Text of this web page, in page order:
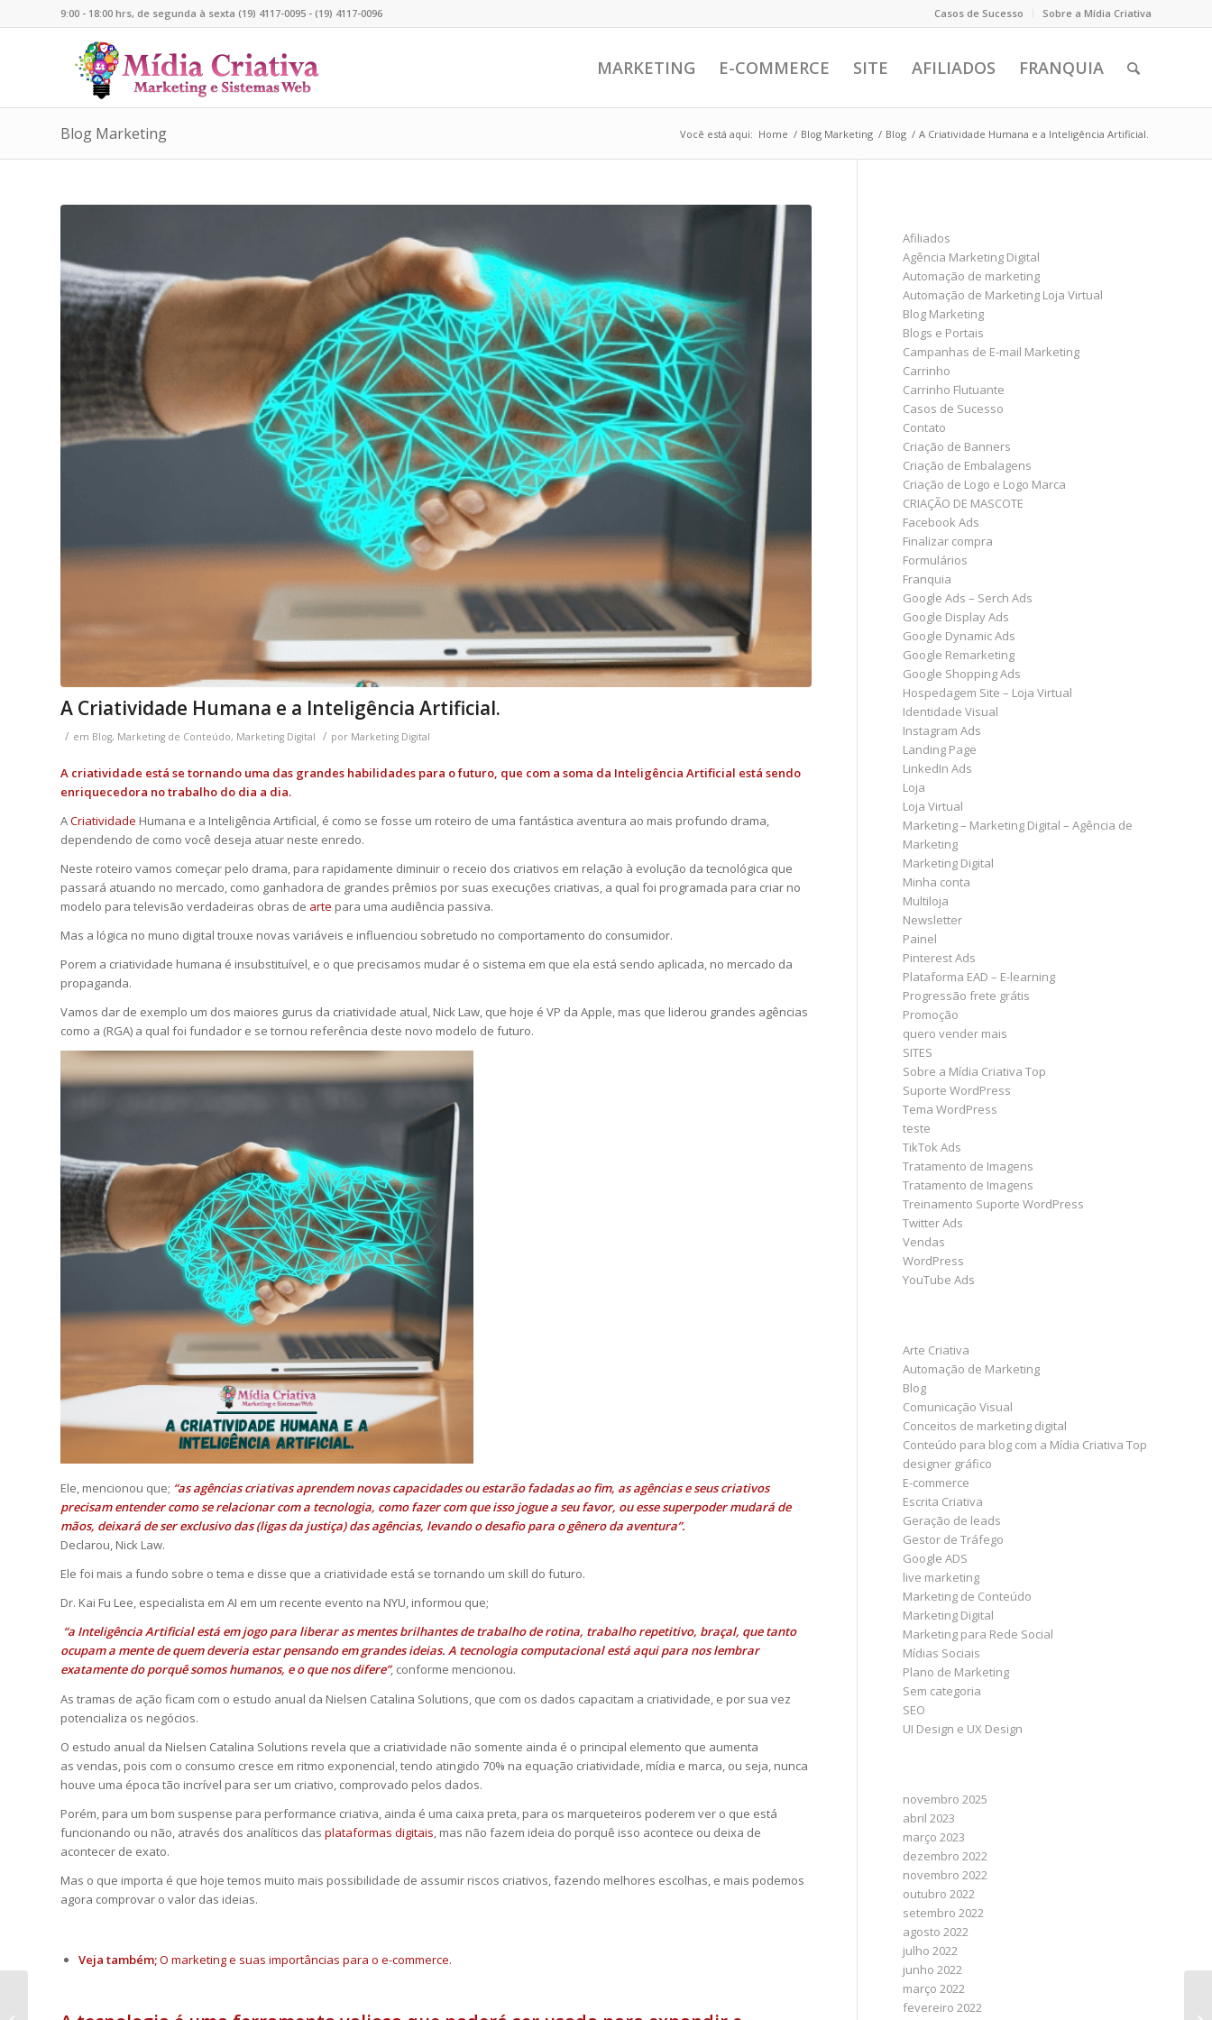
Casos de Sucesso Sobre a Mídia Criativa
9:00 - 18:00 hrs, de segunda à sexta (19) 4117-0095 - (19) 4117-0096
MARKETING E-COMMERCE SITE AFILIADOS FRANQUIA
Blog Marketing Você está aqui: Home / Blog Marketing / Blog / A Criatividade Humana e a Inteligência Artificial.
A Criatividade Humana e a Inteligência Artificial.
/ em Blog, Marketing de Conteúdo, Marketing Digital / por Marketing Digital
A criatividade está se tornando uma das grandes habilidades para o futuro, que com a soma da Inteligência Artificial está sendo
enriquecedora no trabalho do dia a dia.
ACriatividade Humana e a Inteligência Artificial, é como se fosse um roteiro de uma fantástica aventura ao mais profundo drama,
dependendo de como você deseja atuar neste enredo.
Neste roteiro vamos começar pelo drama, para rapidamente diminuir o receio dos criativos em relação à evolução da tecnológica que
passará atuando no mercado, como ganhadora de grandes prêmios por suas execuções criativas, a qual foi programada para criar no
modelo para televisão verdadeiras obras de arte para uma audiência passiva.
Mas a lógica no muno digital trouxe novas variáveis e influenciou sobretudo no comportamento do consumidor.
Porem a criatividade humana é insubstituível, e o que precisamos mudar é o sistema em que ela está sendo aplicada, no mercado da
propaganda.
Vamos dar de exemplo um dos maiores gurus da criatividade atual, Nick Law, que hoje é VP da Apple, mas que liderou grandes agências
como a (RGA) a qual foi fundador e se tornou referência deste novo modelo de futuro.
Ele, mencionou que; “as agências criativas aprendem novas capacidades ou estarão fadadas ao fim, as agências e seus criativos
precisam entender como se relacionar com a tecnologia, como fazer com que isso jogue a seu favor, ou esse superpoder mudará de
mãos, deixará de ser exclusivo das (ligas da justiça) das agências, levando o desafio para o gênero da aventura”.
Declarou, Nick Law.
Ele foi mais a fundo sobre o tema e disse que a criatividade está se tornando um skill do futuro.
Dr. Kai Fu Lee, especialista em AI em um recente evento na NYU, informou que;
“a Inteligência Artificial está em jogo para liberar as mentes brilhantes de trabalho de rotina, trabalho repetitivo, braçal, que tanto
ocupam a mente de quem deveria estar pensando em grandes ideias. A tecnologia computacional está aqui para nos lembrar
exatamente do porquê somos humanos, e o que nos difere”, conforme mencionou.
As tramas de ação ficam com o estudo anual da Nielsen Catalina Solutions, que com os dados capacitam a criatividade, e por sua vez
potencializa os negócios.
O estudo anual da Nielsen Catalina Solutions revela que a criatividade não somente ainda é o principal elemento que aumenta
as vendas, pois com o consumo cresce em ritmo exponencial, tendo atingido 70% na equação criatividade, mídia e marca, ou seja, nunca
houve uma época tão incrível para ser um criativo, comprovado pelos dados.
Porém, para um bom suspense para performance criativa, ainda é uma caixa preta, para os marqueteiros poderem ver o que está
funcionando ou não, através dos analíticos das plataformas digitais, mas não fazem ideia do porquê isso acontece ou deixa de
acontecer de exato.
Mas o que importa é que hoje temos muito mais possibilidade de assumir riscos criativos, fazendo melhores escolhas, e mais podemos
agora comprovar o valor das ideias.
Veja também;O marketing e suas importâncias para o e-commerce.
Afiliados
Agência Marketing Digital
Automação de marketing
Automação de Marketing Loja Virtual
Blog Marketing
Blogs e Portais
Campanhas de E-mail Marketing
Carrinho
Carrinho Flutuante
Casos de Sucesso
Contato
Criação de Banners
Criação de Embalagens
Criação de Logo e Logo Marca
CRIAÇÃO DE MASCOTE
Facebook Ads
Finalizar compra
Formulários
Franquia
Google Ads – Serch Ads
Google Display Ads
Google Dynamic Ads
Google Remarketing
Google Shopping Ads
Hospedagem Site – Loja Virtual
Identidade Visual
Instagram Ads
Landing Page
LinkedIn Ads
Loja
Loja Virtual
Marketing – Marketing Digital – Agência de
Marketing
Marketing Digital
Minha conta
Multiloja
Newsletter
Painel
Pinterest Ads
Plataforma EAD – E-learning
Progressão frete grátis
Promoção
quero vender mais
SITES
Sobre a Mídia Criativa Top
Suporte WordPress
Tema WordPress
teste
TikTok Ads
Tratamento de Imagens
Tratamento de Imagens
Treinamento Suporte WordPress
Twitter Ads
Vendas
WordPress
YouTube Ads
Arte Criativa
Automação de Marketing
Blog
Comunicação Visual
Conceitos de marketing digital
Conteúdo para blog com a Mídia Criativa Top
designer gráfico
E-commerce
Escrita Criativa
Geração de leads
Gestor de Tráfego
Google ADS
live marketing
Marketing de Conteúdo
Marketing Digital
Marketing para Rede Social
Mídias Sociais
Plano de Marketing
Sem categoria
SEO
UI Design e UX Design
novembro 2025
abril 2023
março 2023
dezembro 2022
novembro 2022
outubro 2022
setembro 2022
agosto 2022
julho 2022
junho 2022
março 2022
fevereiro 2022